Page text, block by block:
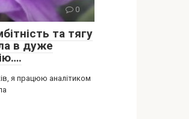
0
та тягу
в дуже
я працюю аналітиком